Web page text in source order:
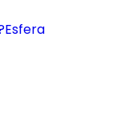
Esfera